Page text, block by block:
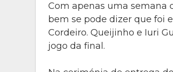
Com apenas uma semana
bem se pode dizer que foi
Cordeiro. Queijinho e Iuri
jogo da final.